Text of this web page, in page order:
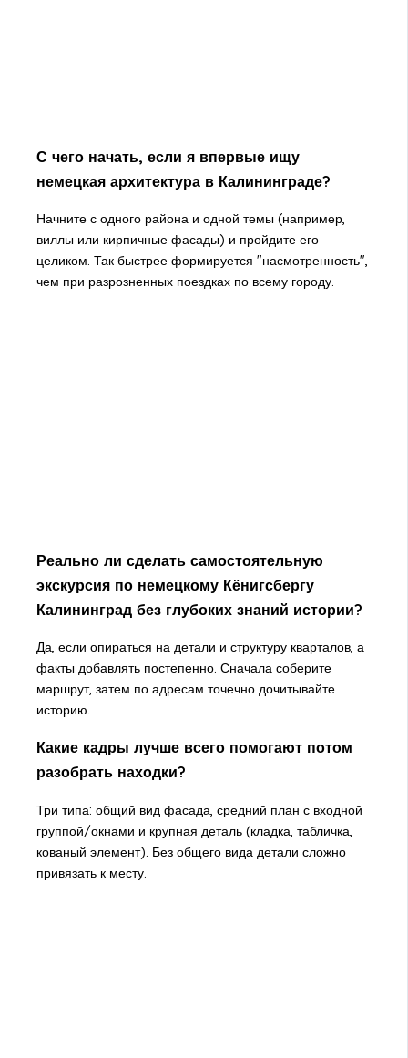
С чего начать, если я впервые ищу
немецкая архитектура в Калининграде?
Начните с одного района и одной темы (например,
виллы или кирпичные фасады) и пройдите его
целиком. Так быстрее формируется "насмотренность",
чем при разрозненных поездках по всему городу.
Реально ли сделать самостоятельную
экскурсия по немецкому Кёнигсбергу
Калининград без глубоких знаний истории?
Да, если опираться на детали и структуру кварталов, а
факты добавлять постепенно. Сначала соберите
маршрут, затем по адресам точечно дочитывайте
историю.
Какие кадры лучше всего помогают потом
разобрать находки?
Три типа: общий вид фасада, средний план с входной
группой/окнами и крупная деталь (кладка, табличка,
кованый элемент). Без общего вида детали сложно
привязать к месту.